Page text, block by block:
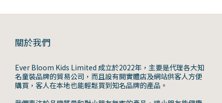
關於我們
Ever Bloom Kids Limited 成立於2022年，主要是代理各大知
名童裝品牌的貿易公司，而且設有開實體店及網站供客人方便
購買，客人在本地也能輕鬆買到知名品牌的產品。